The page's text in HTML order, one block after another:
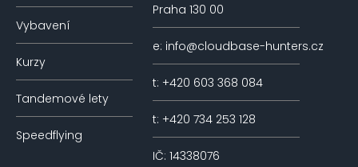
Vybavení
Kurzy
Tandemové lety
Speedflying
Praha 130 00
e: info@cloudbase-hunters.cz
t: +420 603 368 084
t: +420 734 253 128
IČ: 14338076